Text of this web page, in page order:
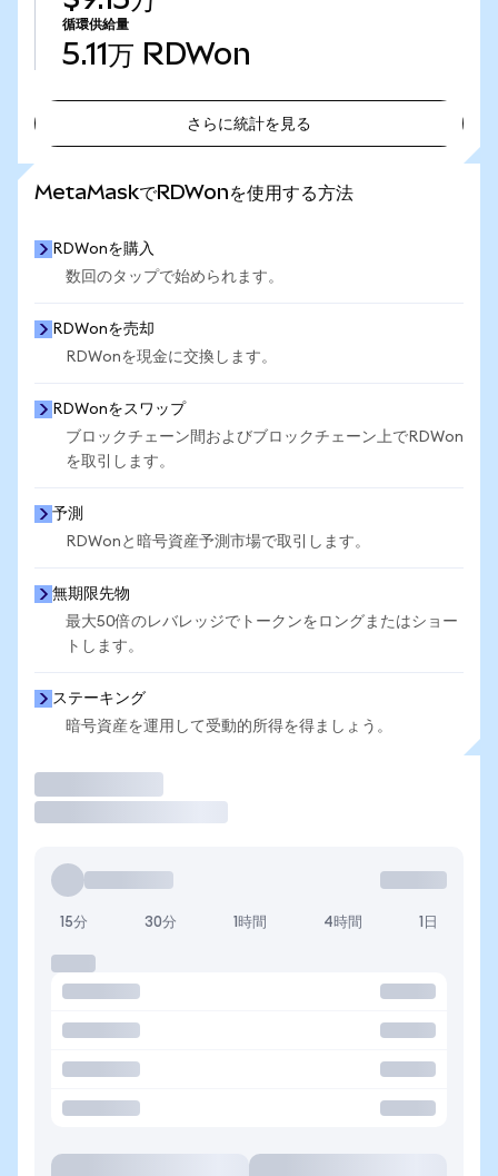
循環供給量
5.11万 RDWon
さらに統計を見る
MetaMaskでRDWonを使用する方法
RDWonを購入
数回のタップで始められます。
RDWonを売却
RDWonを現金に交換します。
RDWonをスワップ
ブロックチェーン間およびブロックチェーン上でRDWon
を取引します。
予測
RDWonと暗号資産予測市場で取引します。
無期限先物
最大50倍のレバレッジでトークンをロングまたはショー
トします。
ステーキング
暗号資産を運用して受動的所得を得ましょう。
15分 30分 1時間 4時間 1日